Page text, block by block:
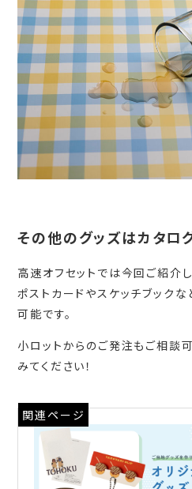
その他のグッズはカタロ
高速オフセットでは今回ご紹介
ポストカードやスケッチブック
可能です。
小ロットからのご発注もご相談
みてください！
関連ページ